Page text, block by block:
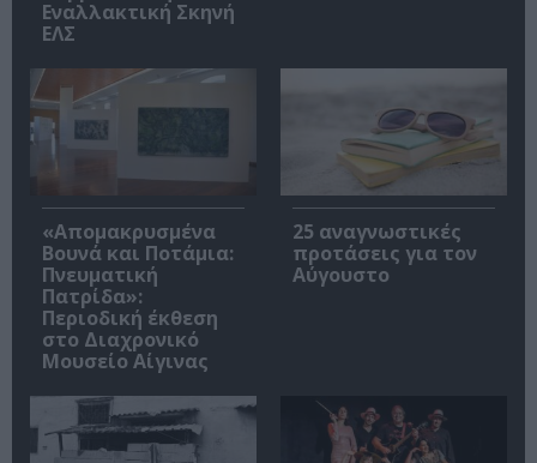
Εναλλακτική Σκηνή
ΕΛΣ
«Απομακρυσμένα
Βουνά και Ποτάμια:
Πνευματική
Πατρίδα»:
Περιοδική έκθεση
στο Διαχρονικό
Μουσείο Αίγινας
25 αναγνωστικές
προτάσεις για τον
Αύγουστο